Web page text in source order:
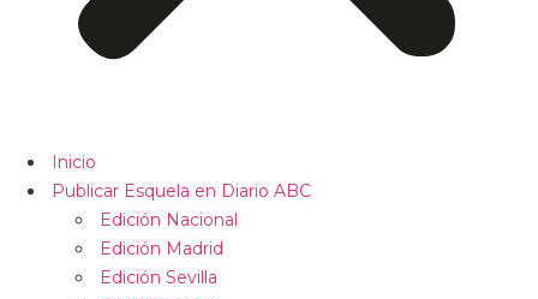
Inicio
Publicar Esquela en Diario ABC
Edición Nacional
Edición Madrid
Edición Sevilla